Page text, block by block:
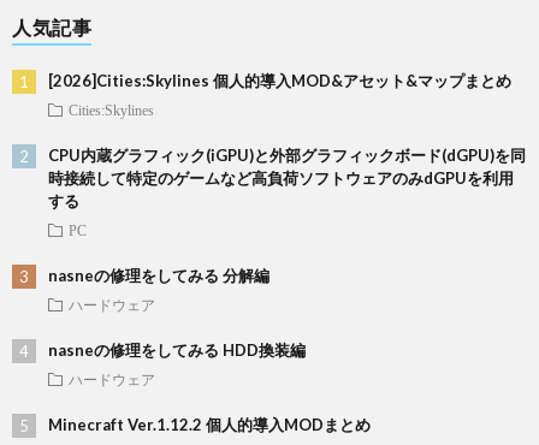
人気記事
[2026]Cities:Skylines 個人的導入MOD&アセット&マップまとめ
Cities:Skylines
CPU内蔵グラフィック(iGPU)と外部グラフィックボード(dGPU)を同
時接続して特定のゲームなど高負荷ソフトウェアのみdGPUを利用
する
PC
nasneの修理をしてみる 分解編
ハードウェア
nasneの修理をしてみる HDD換装編
ハードウェア
Minecraft Ver.1.12.2 個人的導入MODまとめ